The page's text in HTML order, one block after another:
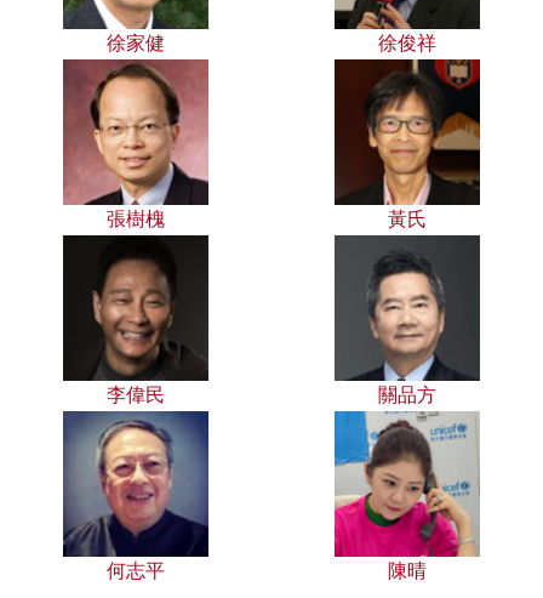
徐家健 徐俊祥
張樹槐 黃氏
李偉民 關品方
何志平 陳晴